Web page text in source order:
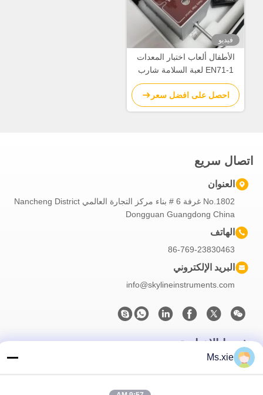
فيديو
الأطفال ألعاب اختبار المعدات
EN71-1 لعبة السلامة شارب
حافة تستر
احصل على افضل سعر
اتصال سريع
العنوان
No.1802 غرفة 6 # بناء مركز التجارة العالمي Nancheng District
Dongguan Guangdong China
الهاتف
86-769-23830463
البريد الإلكتروني
info@skylineinstruments.com
نشرتنا الإخبارية
اشترك في نشرتنا الإخبارية للحصول على خصومات وأكثر.
Ms.xie